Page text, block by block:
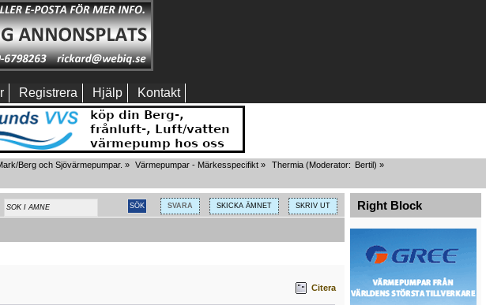
Registrera Hjälp Kontakt
Berg och Sjövärmepumpar. » Värmepumpar - Märkesspecifikt » Thermia(Moderator: Bertil) »
SVARA SKICKA ÄMNET SKRIV UT
Citera
Right Block